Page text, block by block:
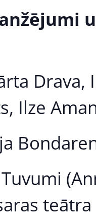
Drava,
Ilze
Tuvumi